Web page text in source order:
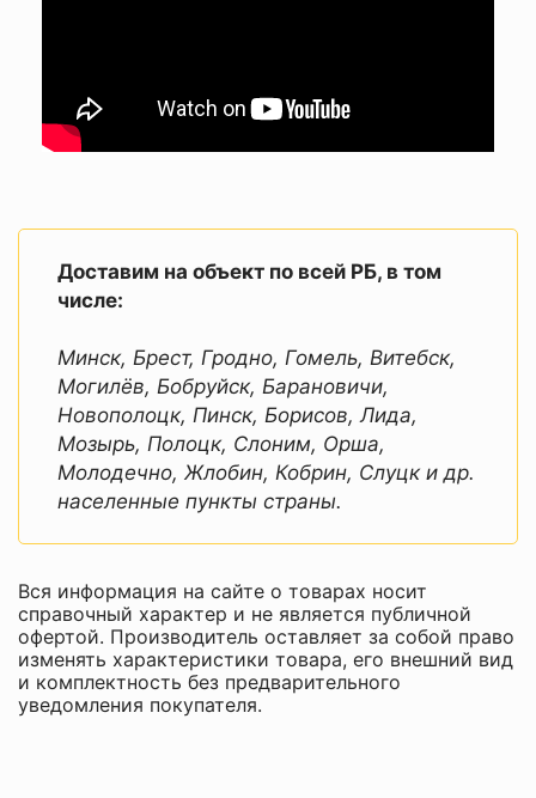
Доставим на объект по всей РБ, в том
числе:
Минск, Брест, Гродно, Гомель, Витебск,
Могилёв, Бобруйск, Барановичи,
Новополоцк, Пинск, Борисов, Лида,
Мозырь, Полоцк, Слоним, Орша,
Молодечно, Жлобин, Кобрин, Слуцк и др.
населенные пункты страны.
Вся информация на сайте о товарах носит
справочный характер и не является публичной
офертой. Производитель оставляет за собой право
изменять характеристики товара, его внешний вид
и комплектность без предварительного
уведомления покупателя.